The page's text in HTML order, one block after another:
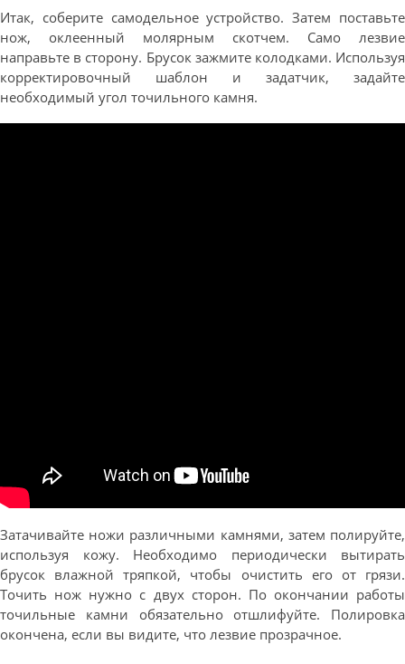
Итак, соберите самодельное устройство. Затем поставьте
нож, оклеенный молярным скотчем. Само лезвие
направьте в сторону. Брусок зажмите колодками. Используя
корректировочный шаблон и задатчик, задайте
необходимый угол точильного камня.
Затачивайте ножи различными камнями, затем полируйте,
используя кожу. Необходимо периодически вытирать
брусок влажной тряпкой, чтобы очистить его от грязи.
Точить нож нужно с двух сторон. По окончании работы
точильные камни обязательно отшлифуйте. Полировка
окончена, если вы видите, что лезвие прозрачное.